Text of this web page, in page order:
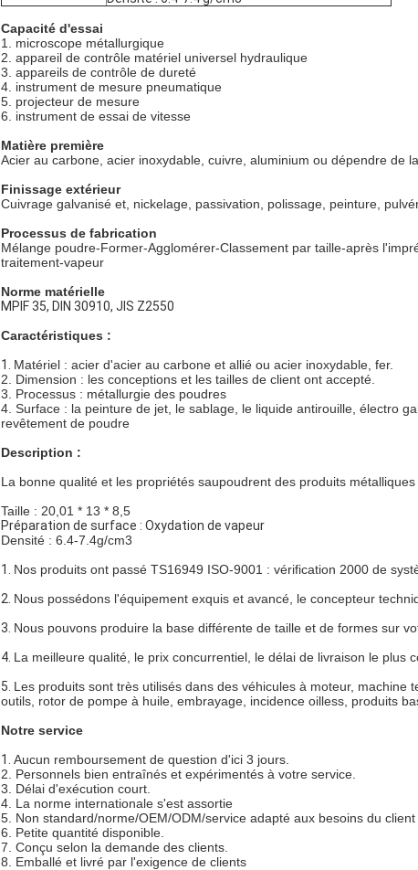
Capacité d'essai
1. microscope métallurgique
2. appareil de contrôle matériel universel hydraulique
3. appareils de contrôle de dureté
4. instrument de mesure pneumatique
5. projecteur de mesure
6. instrument de essai de vitesse
Matière première
Acier au carbone, acier inoxydable, cuivre, aluminium ou dépendre de
Finissage extérieur
Cuivrage galvanisé et, nickelage, passivation, polissage, peinture,
Processus de fabrication
Mélange poudre-Former-Agglomérer-Classement par taille-après
traitement-vapeur
Norme matérielle
MPIF 35, DIN 30910, JIS Z2550
Caractéristiques :
1. Matériel : acier d'acier au carbone et allié ou acier inoxydable, fer.
2. Dimension : les conceptions et les tailles de client ont accepté.
3. Processus : métallurgie des poudres
4. Surface : la peinture de jet, le sablage, le liquide antirouille, électro
revêtement de poudre
Description :
La bonne qualité et les propriétés saupoudrent des produits
Taille : 20,01 * 13 * 8,5
Préparation de surface : Oxydation de vapeur
Densité : 6.4-7.4g/cm3
1. Nos produits ont passé TS16949 ISO-9001 : vérification 2000 de
2. Nous possédons l'équipement exquis et avancé, le concepteur
3. Nous pouvons produire la base différente de taille et de formes sur
4. La meilleure qualité, le prix concurrentiel, le délai de livraison le plus
5. Les produits sont très utilisés dans des véhicules à moteur,
outils, rotor de pompe à huile, embrayage, incidence oilless, produits
Notre service
1. Aucun remboursement de question d'ici 3 jours.
2. Personnels bien entraînés et expérimentés à votre service.
3. Délai d'exécution court.
4. La norme internationale s'est assortie
5. Non standard/norme/OEM/ODM/service adapté aux besoins du client
6. Petite quantité disponible.
7. Conçu selon la demande des clients.
8. Emballé et livré par l'exigence de clients